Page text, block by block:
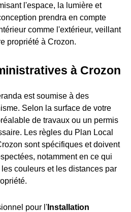
l'espace, la lumière et
prendra en compte
comme l'extérieur, veillant
propriété à Crozon.
à Crozon
est soumise à des
Selon la surface de votre
de travaux ou un permis
Les règles du Plan Local
sont spécifiques et doivent
notamment en ce qui
couleurs et les distances par
pour l' Installation